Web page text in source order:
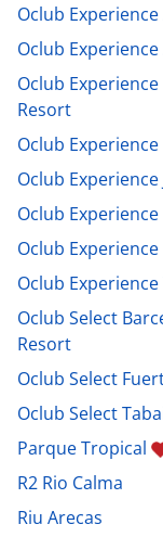
Oclub
Oclub
Oclub
Resort
Oclub
Oclub
Oclub
Oclub
Oclub
Oclub Select
Resort
Oclub Select
Oclub Select
Parque Tropical
R2 Rio Calma
Riu Arecas